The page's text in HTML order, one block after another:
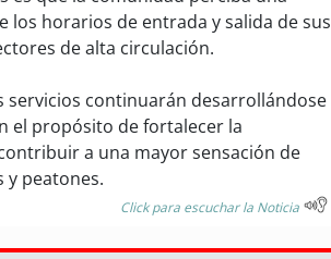
los horarios de entrada y salida de sus
de alta circulación.
continuarán desarrollándose
el propósito de fortalecer la
a una mayor sensación de
y peatones.
Click para escuchar la Noticia